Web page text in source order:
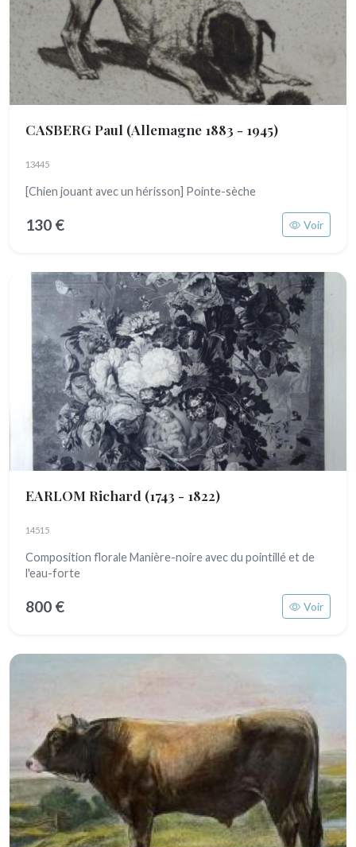
CASBERG Paul (Allemagne 1883 - 1945)
13445
[Chien jouant avec un hérisson] Pointe-sèche
130 € Voir
EARLOM Richard (1743 - 1822)
14515
Composition florale Manière-noire avec du pointillé et de
l'eau-forte
800 € Voir